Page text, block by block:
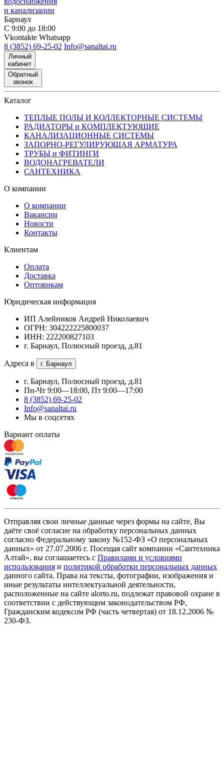
и канализации
Барнаул
С 9:00 до 18:00
Vkontakte Whatsapp
8 (3852) 69-25-02 Info@sanaltai.ru
Личный
кабинет
Обратный
звонок
Каталог
ТЕПЛЫЕ ПОЛЫ И КОЛЛЕКТОРНЫЕ СИСТЕМЫ
РАДИАТОРЫ и КОМПЛЕКТУЮЩИЕ
КАНАЛИЗАЦИОННЫЕ СИСТЕМЫ
ЗАПОРНО-РЕГУЛИРУЮЩАЯ АРМАТУРА
ТРУБЫ и ФИТИНГИ
ВОДОНАГРЕВАТЕЛИ
САНТЕХНИКА
О компании
О компании
Вакансии
Новости
Контакты
Клиентам
Оплата
Доставка
Оптовикам
Юридическая информация
ИП Алейников Андрей Николаевич
ОГРН: 304222225800037
ИНН: 222200827103
г. Барнаул, Полюсный проезд, д.81
Адреса в г. Барнаул
г. Барнаул, Полюсный проезд, д.81
Пн-Чт 9:00—18:00, Пт 9:00—17:00
8 (3852) 69-25-02
Info@sanaltai.ru
Мы в соцсетях
Вариант оплаты
Отправляя свои личные данные через формы на сайте, Вы
даёте своё согласие на обработку персональных данных
согласно Федеральному закону №152-ФЗ «О персональных
данных» от 27.07.2006 г. Посещая сайт компании «Cантехника
Алтай», вы соглашаетесь с Правилами и условиями
использования и политикой обработки персональных данных
данного сайта. Права на тексты, фотографии, изображения и
иные результаты интеллектуальной деятельности,
расположенные на сайте alorto.ru, подлежат правовой охране в
соответствии с действующим законодательством РФ,
Гражданским кодексом РФ (часть четвертая) от 18.12.2006 №
230-ФЗ.